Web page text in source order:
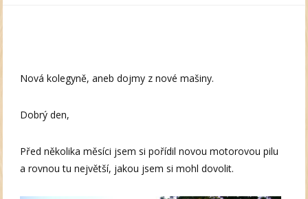
Nová kolegyně, aneb dojmy z nové mašiny.
Dobrý den,
Před několika měsíci jsem si pořídil novou motorovou pilu
a rovnou tu největší, jakou jsem si mohl dovolit.